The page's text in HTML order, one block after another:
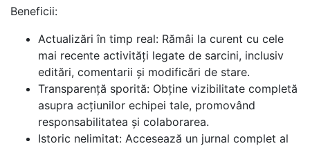
Beneficii:
Actualizări în timp real: Rămâi la curent cu cele
mai recente activități legate de sarcini, inclusiv
editări, comentarii și modificări de stare.
Transparență sporită: Obține vizibilitate completă
asupra acțiunilor echipei tale, promovând
responsabilitatea și colaborarea.
Istoric nelimitat: Accesează un jurnal complet al